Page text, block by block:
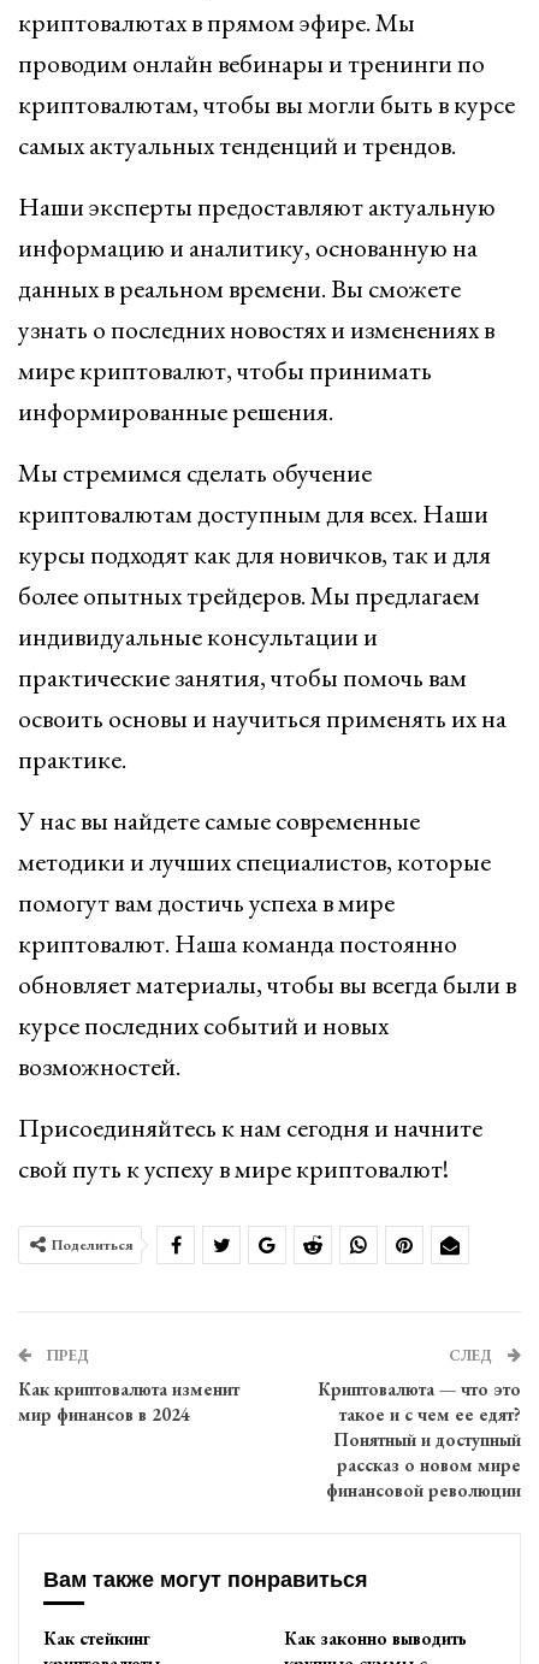
криптовалютах в прямом эфире. Мы
проводим онлайн вебинары и тренинги по
криптовалютам, чтобы вы могли быть в курсе
самых актуальных тенденций и трендов.
Наши эксперты предоставляют актуальную
информацию и аналитику, основанную на
данных в реальном времени. Вы сможете
узнать о последних новостях и изменениях в
мире криптовалют, чтобы принимать
информированные решения.
Мы стремимся сделать обучение
криптовалютам доступным для всех. Наши
курсы подходят как для новичков, так и для
более опытных трейдеров. Мы предлагаем
индивидуальные консультации и
практические занятия, чтобы помочь вам
освоить основы и научиться применять их на
практике.
У нас вы найдете самые современные
методики и лучших специалистов, которые
помогут вам достичь успеха в мире
криптовалют. Наша команда постоянно
обновляет материалы, чтобы вы всегда были в
курсе последних событий и новых
возможностей.
Присоединяйтесь к нам сегодня и начните
свой путь к успеху в мире криптовалют!
Поделиться
ПРЕД
Как криптовалюта изменит
мир финансов в 2024
СЛЕД
Криптовалюта — что это
такое и с чем ее едят?
Понятный и доступный
рассказ о новом мире
финансовой революции
Вам также могут понравиться
Как стейкинг
Как законно выводить